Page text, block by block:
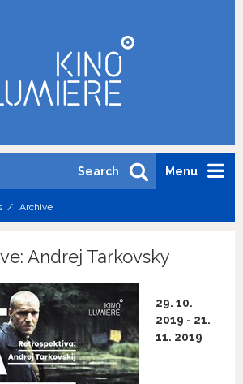
Menu
Search
Archive
Andrej Tarkovsky
29. 10.
2019 - 21.
11. 2019